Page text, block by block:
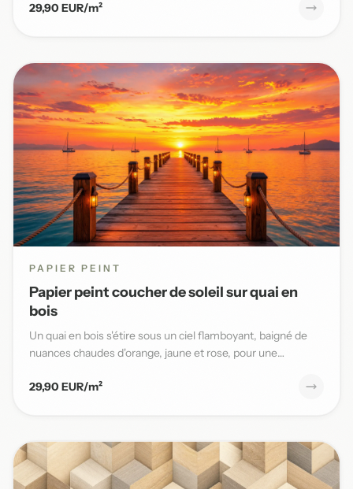
29,90 EUR/m²
PAPIER PEINT
Papier peint coucher de soleil sur quai en
bois
Un quai en bois s'étire sous un ciel flamboyant, baigné de
nuances chaudes d'orange, jaune et rose, pour une
29,90 EUR/m²